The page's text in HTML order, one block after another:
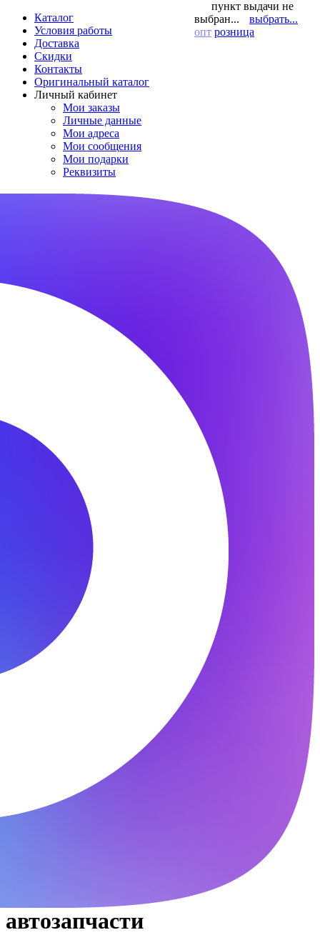
Каталог
Условия работы
Доставка
Скидки
Контакты
Оригинальный каталог
Личный кабинет
Мои заказы
Личные данные
Мои адреса
Мои сообщения
Мои подарки
Реквизиты
пункт выдачи не
выбран...
выбрать...
опт розница
автозапчасти